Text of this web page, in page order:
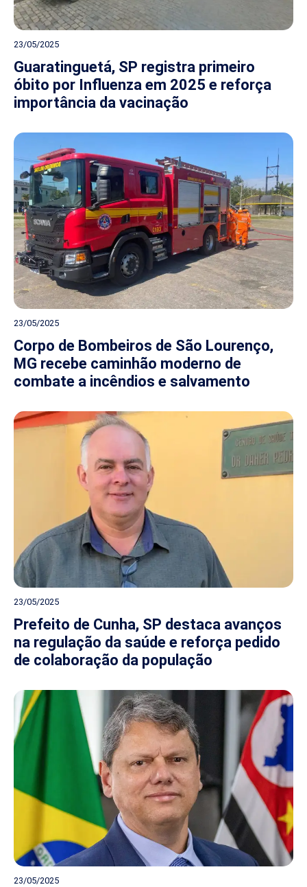
23/05/2025
Guaratinguetá, SP registra primeiro
óbito por Influenza em 2025 e reforça
importância da vacinação
23/05/2025
Corpo de Bombeiros de São Lourenço,
MG recebe caminhão moderno de
combate a incêndios e salvamento
23/05/2025
Prefeito de Cunha, SP destaca avanços
na regulação da saúde e reforça pedido
de colaboração da população
23/05/2025